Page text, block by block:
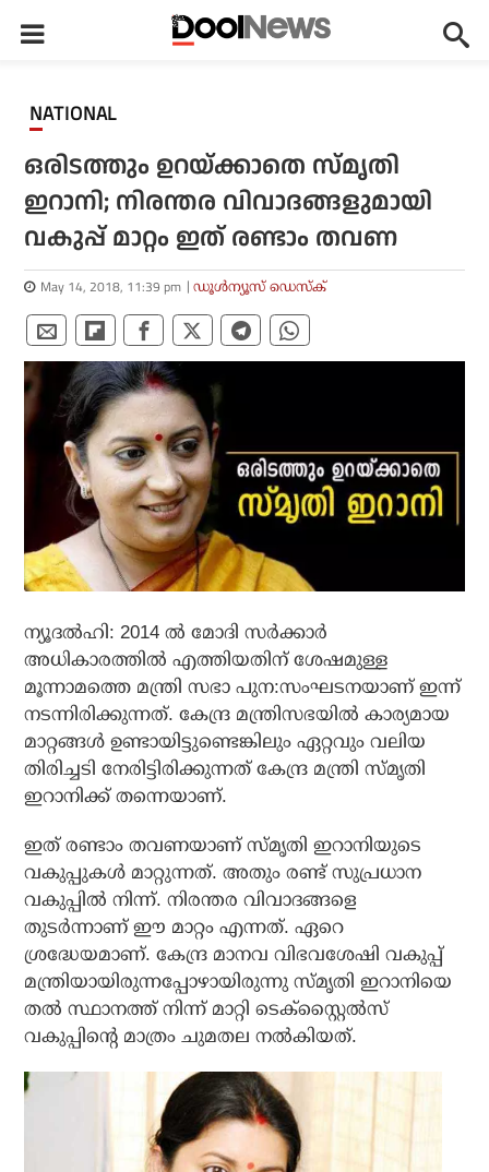
NATIONAL
ഒരിടത്തും ഉറയ്ക്കാതെ സ്മൃതി
ഇറാനി; നിരന്തര വിവാദങ്ങളുമായി
വകുപ്പ് മാറ്റം ഇത് രണ്ടാം തവണ
May 14, 2018, 11:39 pm ഡൂള്‍ന്യൂസ് ഡെസ്‌ക്
ന്യൂദല്‍ഹി: 2014 ല്‍ മോദി സര്‍ക്കാര്‍
അധികാരത്തില്‍ എത്തിയതിന് ശേഷമുള്ള
മൂന്നാമത്തെ മന്ത്രി സഭാ പുന:സംഘടനയാണ് ഇന്ന്
നടന്നിരിക്കുന്നത്. കേന്ദ്ര മന്ത്രിസഭയില്‍ കാര്യമായ
മാറ്റങ്ങള്‍ ഉണ്ടായിട്ടുണ്ടെങ്കിലും ഏറ്റവും വലിയ
തിരിച്ചടി നേരിട്ടിരിക്കുന്നത് കേന്ദ്ര മന്ത്രി സ്മൃതി
ഇറാനിക്ക് തന്നെയാണ്.
ഇത് രണ്ടാം തവണയാണ് സ്മൃതി ഇറാനിയുടെ
വകുപ്പുകള്‍ മാറ്റുന്നത്. അതും രണ്ട് സുപ്രധാന
വകുപ്പില്‍ നിന്ന്. നിരന്തര വിവാദങ്ങളെ
തുടര്‍ന്നാണ് ഈ മാറ്റം എന്നത്. ഏറെ
ശ്രദ്ധേയമാണ്. കേന്ദ്ര മാനവ വിഭവശേഷി വകുപ്പ്
മന്ത്രിയായിരുന്നപ്പോഴായിരുന്നു സ്മൃതി ഇറാനിയെ
തല്‍ സ്ഥാനത്ത് നിന്ന് മാറ്റി ടെക്‌സ്റ്റൈല്‍സ്
വകുപ്പിന്റെ മാത്രം ചുമതല നല്‍കിയത്.